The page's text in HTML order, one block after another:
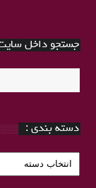
جستجو داخل
دسته بندی :
دسته
بندی